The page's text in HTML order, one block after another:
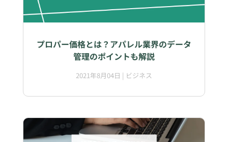
プロパー価格とは？アパレル業界のデータ
管理のポイントも解説
2021年8月04日 | ビジネス